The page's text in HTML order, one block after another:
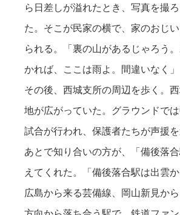
ら日差しが溢れたとき、写真を撮
た。そこが民家の横で、家のおじ
られる。「裏の山があるじゃろう
かれば、ここは雨よ。間違いなく」
その後、西城支所の周辺を歩く。
地が広がっていた。グラウンドで
試合が行われ、保護者たちが声援を
あとで知り合いの方が、「備後落
えてくれた。「備後落合駅は出雲か
広島から来る芸備線、岡山新見か